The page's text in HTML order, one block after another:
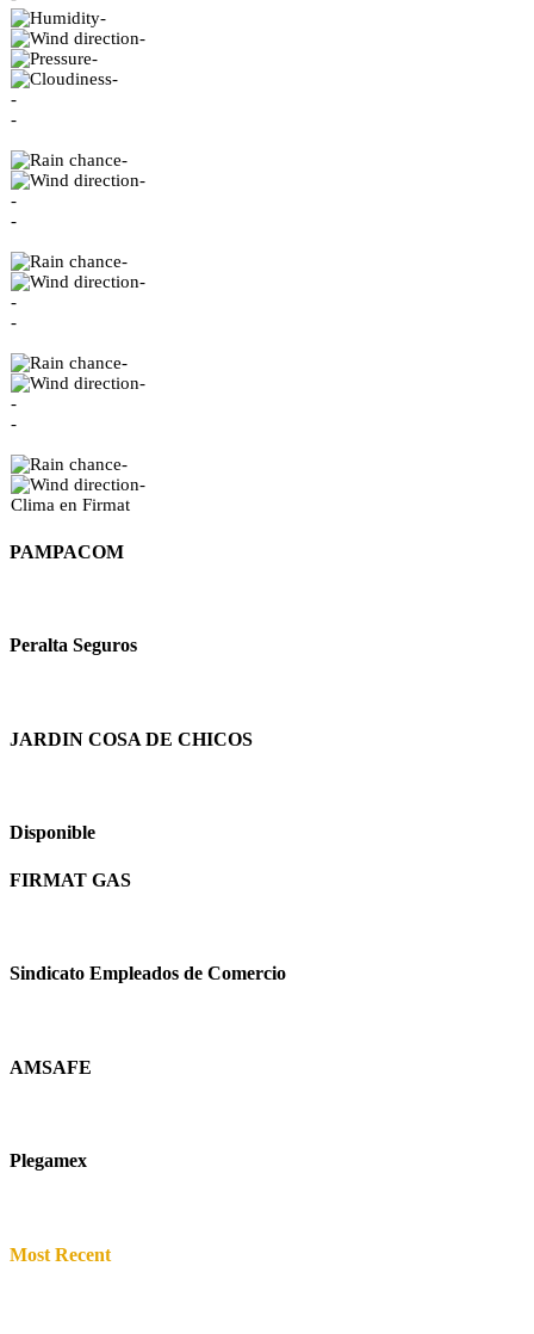
-
-
-
-
-
-
-
-
-
-
-
-
-
-
-
-
-
-
-
-
Clima en Firmat
PAMPACOM
Peralta Seguros
JARDIN COSA DE CHICOS
Disponible
FIRMAT GAS
Sindicato Empleados de Comercio
AMSAFE
Plegamex
Most Recent